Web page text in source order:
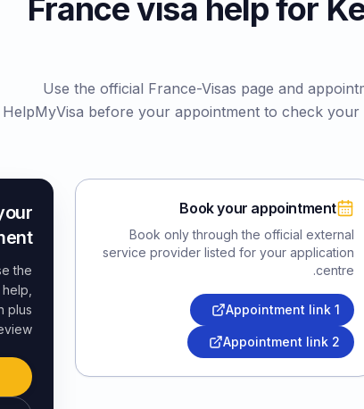
France visa help for
Use the official France-Visas page and
HelpMyVisa before your appointment to check
Book your appointment
Book only through the official external
service provider listed for your application
centre.
Appointment link 1
Appointment link 2
the
plus